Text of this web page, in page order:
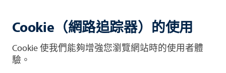
Cookie（網路追踪器）的使用
Cookie 使我們能夠增強您瀏覽網站時的使用者體
驗。